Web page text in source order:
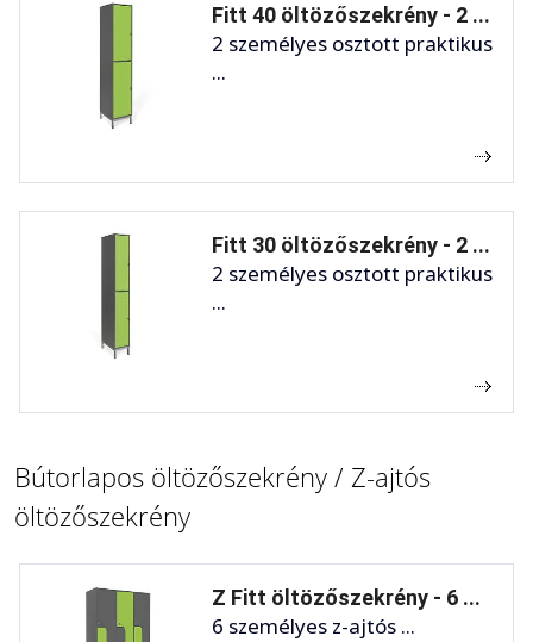
Fitt 40 öltözőszekrény - 2 ...
2 személyes osztott praktikus
...
Fitt 30 öltözőszekrény - 2 ...
2 személyes osztott praktikus
...
Bútorlapos öltözőszekrény / Z-ajtós
öltözőszekrény
Z Fitt öltözőszekrény - 6 ...
6 személyes z-ajtós ...